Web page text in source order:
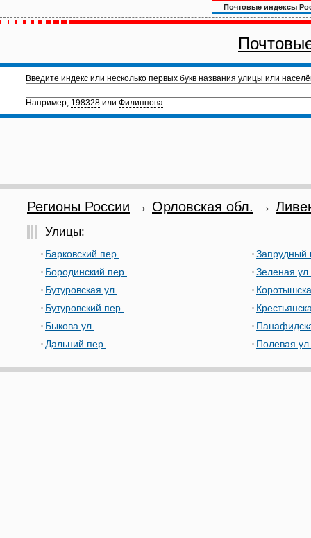
Почтовые индексы
Введите индекс или несколько первых букв названия улицы или
Например, 198328 или Филиппова.
Регионы России → Орловская обл. →
Улицы:
Барковский пер.
Бородинский пер.
Бутуровская ул.
Бутуровский пер.
Быкова ул.
Дальний пер.
Запрудный
Зеленая ул.
Полевая ул.